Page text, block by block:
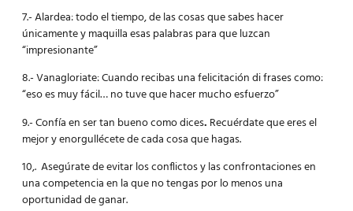
7.- Alardea: todo el tiempo, de las cosas que sabes hacer
únicamente y maquilla esas palabras para que luzcan
“impresionante”
8.- Vanagloriate: Cuando recibas una felicitación di frases como:
“eso es muy fácil… no tuve que hacer mucho esfuerzo”
9.- Confía en ser tan bueno como dices. Recuérdate que eres el
mejor y enorgullécete de cada cosa que hagas.
10,. Asegúrate de evitar los conflictos y las confrontaciones en
una competencia en la que no tengas por lo menos una
oportunidad de ganar.